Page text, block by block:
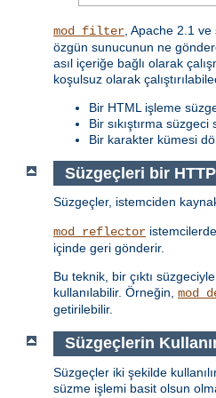
mod_filter , Apache 2.1
özgün sunucunun ne
asıl içeriğe bağlı olarak
koşulsuz olarak
Bir HTML işleme
Bir sıkıştırma süzgeci
Bir karakter kümesi
Süzgeçleri bir
Süzgeçler, istemciden
mod_reflector
içinde geri gönderir.
Bu teknik, bir çıktı
kullanılabilir. Örneğin,
getirilebilir.
Süzgeçlerin
Süzgeçler iki şekilde
süzme işlemi basit olsun